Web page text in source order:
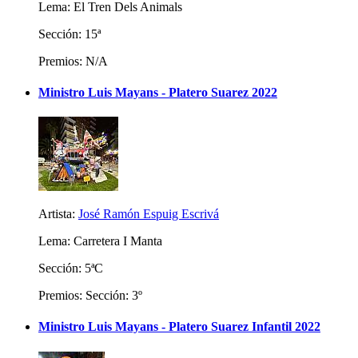
Lema: El Tren Dels Animals
Sección: 15ª
Premios: N/A
Ministro Luis Mayans - Platero Suarez 2022
Artista: José Ramón Espuig Escrivá
Lema: Carretera I Manta
Sección: 5ªC
Premios: Sección: 3º
Ministro Luis Mayans - Platero Suarez Infantil 2022